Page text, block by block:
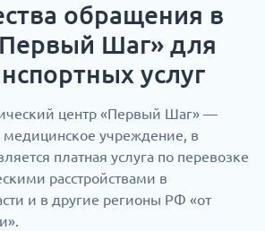
обращения в
Шаг» для
услуг
центр «Первый Шаг» —
учреждение, в
платная услуга по перевозке
расстройствами в
и в другие регионы РФ «от